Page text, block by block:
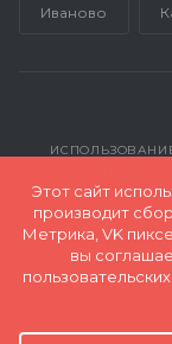
Иваново
© 2026 Все
Этот сайт
производит
Метрика, VK
вы